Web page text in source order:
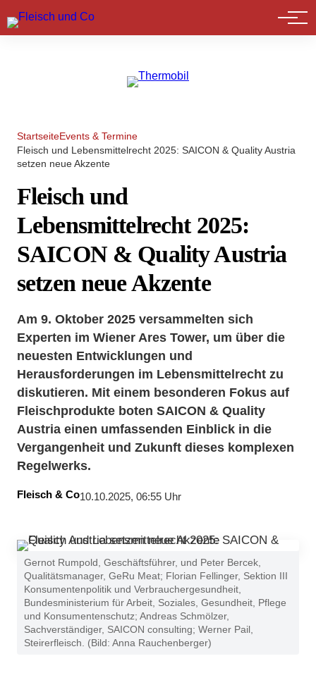
Marktführer
StartseiteEvents & Termine
Fleisch und Lebensmittelrecht 2025: SAICON & Quality Austria
setzen neue Akzente
Fleisch und
Lebensmittelrecht 2025:
SAICON & Quality Austria
setzen neue Akzente
Am 9. Oktober 2025 versammelten sich
Experten im Wiener Ares Tower, um über die
neuesten Entwicklungen und
Herausforderungen im Lebensmittelrecht zu
diskutieren. Mit einem besonderen Fokus auf
Fleischprodukte boten SAICON & Quality
Austria einen umfassenden Einblick in die
Vergangenheit und Zukunft dieses komplexen
Regelwerks.
Fleisch & Co10.10.2025, 06:55 Uhr
Gernot Rumpold, Geschäftsführer, und Peter Bercek,
Qualitätsmanager, GeRu Meat; Florian Fellinger, Sektion III
Konsumentenpolitik und Verbrauchergesundheit,
Bundesministerium für Arbeit, Soziales, Gesundheit, Pflege
und Konsumentenschutz; Andreas Schmölzer,
Sachverständiger, SAICON consulting; Werner Pail,
Steirerfleisch. (Bild: Anna Rauchenberger)